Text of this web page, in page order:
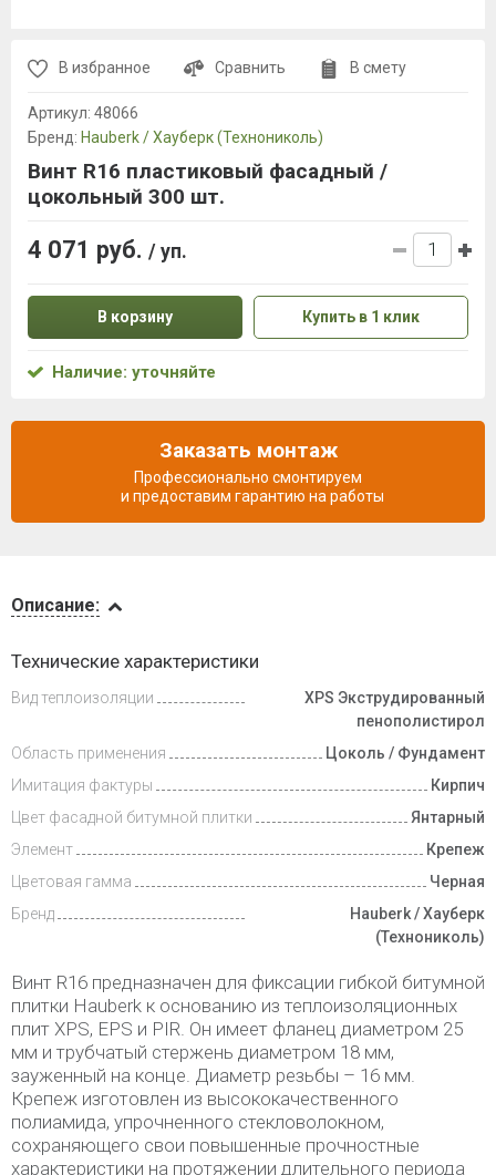
и оплата
Описание:
Технические характеристики
Вид теплоизоляции
XPS Экструдированный
пенополистирол
Область применения
Цоколь / Фундамент
Имитация фактуры
Кирпич
Цвет фасадной битумной плитки
Янтарный
Элемент
Крепеж
Цветовая гамма
Черная
Бренд
Hauberk / Хауберк
(Технониколь)
Винт R16 предназначен для фиксации гибкой битумной
плитки Hauberk к основанию из теплоизоляционных
плит XPS, EPS и PIR. Он имеет фланец диаметром 25
мм и трубчатый стержень диаметром 18 мм,
зауженный на конце. Диаметр резьбы – 16 мм.
Крепеж изготовлен из высококачественного
полиамида, упрочненного стекловолокном,
сохраняющего свои повышенные прочностные
характеристики на протяжении длительного периода
В избранное Сравнить В смету
Артикул: 48066
Бренд: Hauberk / Хауберк (Технониколь)
Винт R16 пластиковый фасадный /
цокольный 300 шт.
4 071 руб. / уп.
В корзину Купить в 1 клик
Наличие: уточняйте
Заказать монтаж
Профессионально смонтируем
и предоставим гарантию на работы